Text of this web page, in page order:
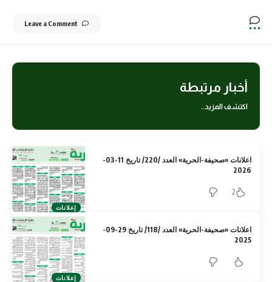
Leave a Comment
أخبار مرتبطة
اكتشف المزيد..
إعلانات
اعلانات «صحيفة-الحرية» العدد /220/ تاريخ 11-03-
2026
2
إعلانات
اعلانات «صحيفة-الحرية» العدد /118/ تاريخ 29-09-
2025